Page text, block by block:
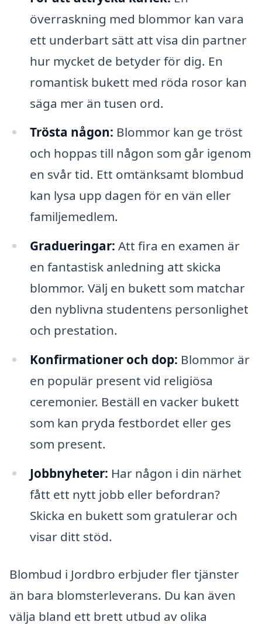
överraskning med blommor kan vara
ett underbart sätt att visa din partner
hur mycket de betyder för dig. En
romantisk bukett med röda rosor kan
säga mer än tusen ord.
Trösta någon: Blommor kan ge tröst
och hoppas till någon som går igenom
en svår tid. Ett omtänksamt blombud
kan lysa upp dagen för en vän eller
familjemedlem.
Gradueringar: Att fira en examen är
en fantastisk anledning att skicka
blommor. Välj en bukett som matchar
den nyblivna studentens personlighet
och prestation.
Konfirmationer och dop: Blommor är
en populär present vid religiösa
ceremonier. Beställ en vacker bukett
som kan pryda festbordet eller ges
som present.
Jobbnyheter: Har någon i din närhet
fått ett nytt jobb eller befordran?
Skicka en bukett som gratulerar och
visar ditt stöd.
Blombud i Jordbro erbjuder fler tjänster
än bara blomsterleverans. Du kan även
välja bland ett brett utbud av olika